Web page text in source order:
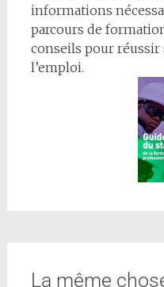
informations
parcours de
conseils pour réussir
l’emploi.
La même